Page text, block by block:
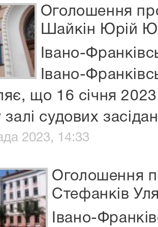
Оголошення
Шайкін Юрій
Івано-
Івано-
що 16 січня
залі судових
2023, 14:33
Оголошення
Стефанків
Івано-